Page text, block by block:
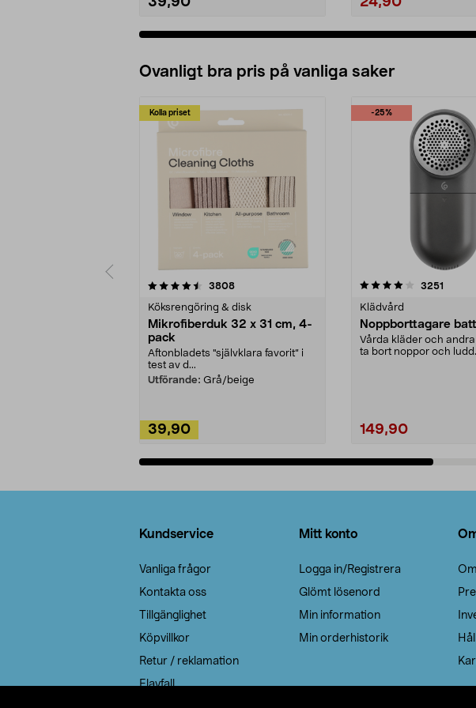
Ovanligt bra pris på vanliga saker
Kolla priset
3808recensioner
Köksrengöring & disk
Mikrofiberduk 32 x 31 cm, 4-
pack
Aftonbladets "självklara favorit” i
test av d...
Utförande: Grå/beige
39,90
-25%
4.0av 5 stjärnor 3251
Klädvård
Noppborttagare
Vårda kläder och
ta bort noppor och ludd.
149,90
4.5av 5
Kundservice
Vanliga frågor
Kontakta oss
Tillgänglighet
Köpvillkor
Retur / reklamation
Elavfall
Mitt konto
Logga in/Registrera
Glömt lösenord
Min information
Min orderhistorik